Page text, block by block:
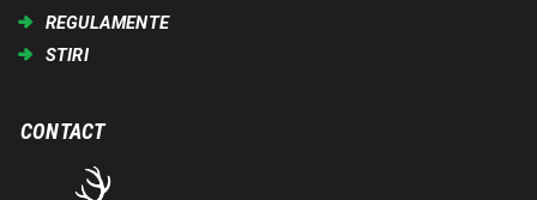
REGULAMENTE
STIRI
CONTACT